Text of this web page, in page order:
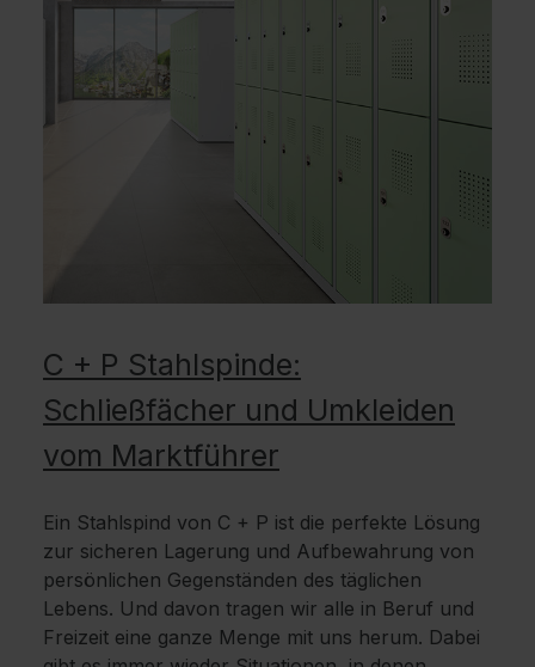
C + P Stahlspinde:
Schließfächer und Umkleiden
vom Marktführer
Ein Stahlspind von C + P ist die perfekte Lösung
zur sicheren Lagerung und Aufbewahrung von
persönlichen Gegenständen des täglichen
Lebens. Und davon tragen wir alle in Beruf und
Freizeit eine ganze Menge mit uns herum. Dabei